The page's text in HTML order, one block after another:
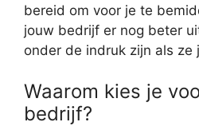
bereid om voor je te
jouw bedrijf er nog beter
onder de indruk zijn als ze
Waarom kies je
bedrijf?